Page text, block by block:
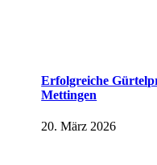
Erfolgreiche
Mettingen
20. März 2026